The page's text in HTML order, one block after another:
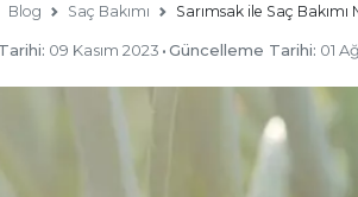
Blog Saç Bakımı Sarımsak ile Saç Bakımı
09 Kasım 2023 ·Güncelleme Tarihi: 01